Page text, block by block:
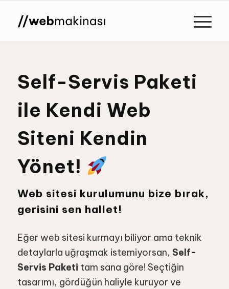
Self-Servis Paketi
ile Kendi Web
Siteni Kendin
Yönet!
Web sitesi kurulumunu bize bırak,
gerisini sen hallet!
Eğer web sitesi kurmayı biliyor ama teknik
detaylarla uğraşmak istemiyorsan, Self-
Servis Paketi tam sana göre! Seçtiğin
tasarımı, gördüğün haliyle kuruyor ve